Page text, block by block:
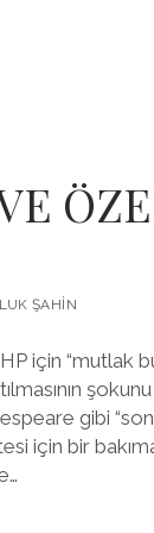
ŞAHIN
için “mutlak
gibi
için bir